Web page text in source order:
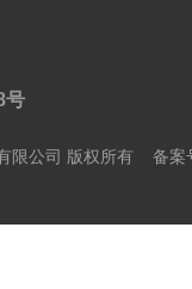
号
限公司 版权所有 备案